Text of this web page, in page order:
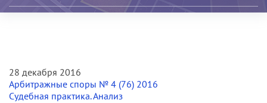
28 декабря 2016
Арбитражные споры № 4 (76) 2016
Судебная практика. Анализ